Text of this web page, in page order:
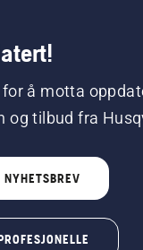
å motta
og tilbud fra
NYHETSBREV